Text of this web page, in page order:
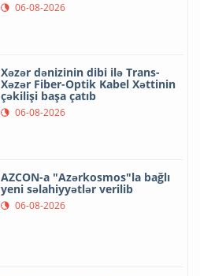
06-08-2026
Xəzər dənizinin dibi ilə Trans-
Xəzər Fiber-Optik Kabel Xəttinin
çəkilişi başa çatıb
06-08-2026
AZCON-a "Azərkosmos"la bağlı
yeni səlahiyyətlər verilib
06-08-2026